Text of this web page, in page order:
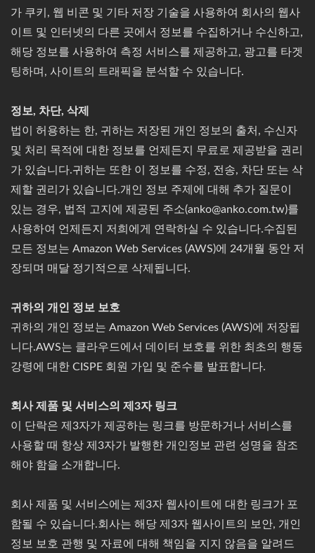
가 쿠키, 웹 비콘 및 기타 저장 기술을 사용하여 회사의 웹사
이트 및 인터넷의 다른 곳에서 정보를 수집하거나 수신하고,
해당 정보를 사용하여 측정 서비스를 제공하고, 광고를 타겟
팅하며, 사이트의 트래픽을 분석할 수 있습니다.
정보, 차단, 삭제
법이 허용하는 한, 귀하는 저장된 개인 정보의 출처, 수신자
및 처리 목적에 대한 정보를 언제든지 무료로 제공받을 권리
가 있습니다.귀하는 또한 이 정보를 수정, 전송, 차단 또는 삭
제할 권리가 있습니다.개인 정보 주제에 대해 추가 질문이
있는 경우, 법적 고지에 제공된 주소(anko@anko.com.tw)를
사용하여 언제든지 저희에게 연락하실 수 있습니다.수집된
모든 정보는 Amazon Web Services (AWS)에 24개월 동안 저
장되며 매달 정기적으로 삭제됩니다.
귀하의 개인 정보 보호
귀하의 개인 정보는 Amazon Web Services (AWS)에 저장됩
니다.AWS는 클라우드에서 데이터 보호를 위한 최초의 행동
강령에 대한 CISPE 회원 가입 및 준수를 발표합니다.
회사 제품 및 서비스의 제3자 링크
이 단락은 제3자가 제공하는 링크를 방문하거나 서비스를
사용할 때 항상 제3자가 발행한 개인정보 관련 성명을 참조
해야 함을 소개합니다.
회사 제품 및 서비스에는 제3자 웹사이트에 대한 링크가 포
함될 수 있습니다.회사는 해당 제3자 웹사이트의 보안, 개인
정보 보호 관행 및 자료에 대해 책임을 지지 않음을 알려드